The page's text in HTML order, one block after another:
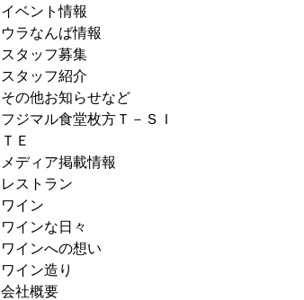
イベント情報
ウラなんば情報
スタッフ募集
スタッフ紹介
その他お知らせなど
フジマル食堂枚方Ｔ－ＳＩ
ＴＥ
メディア掲載情報
レストラン
ワイン
ワインな日々
ワインへの想い
ワイン造り
会社概要